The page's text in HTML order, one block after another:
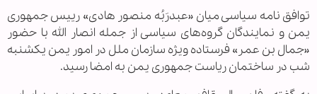
توافق نامه سیاسی میان «عبدرَبُه منصور هادی» رییس جمهوری
یمن و نمایندگان گروه‌های سیاسی از جمله انصار الله با حضور
«جمال بن عمر» فرستاده ویژه سازمان ملل در امور یمن یکشنبه
شب در ساختمان ریاست جمهوری یمن به امضا رسید.